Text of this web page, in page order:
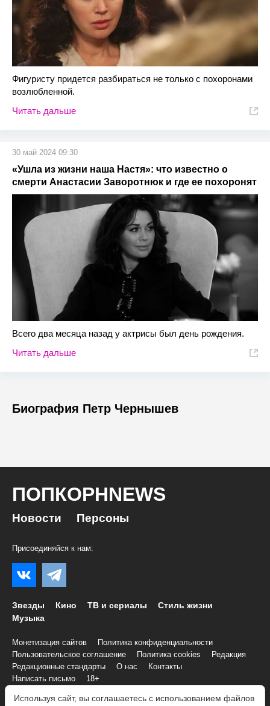
Фигуристу придется разбираться не только с похоронами
возлюбленной.
Читать дальше
30 май 2024 09:30
«Ушла из жизни наша Настя»: что известно о
смерти Анастасии Заворотнюк и где ее похоронят
Всего два месяца назад у актрисы был день рождения.
Читать дальше
Биография Петр Чернышев
ПОПКОРНNEWS
Новости Персоны
Присоединяйся к нам:
Звезды Кино ТВ и сериалы
Стиль жизни
Музыка
Монетизация сайтов
Политика конфиденциальности
Пользовательское соглашение
Политика cookies
Редакция
Редакционные стандарты
О нас
Контакты
Написать письмо
18+
Используя сайт, вы соглашаетесь с использованием файлов